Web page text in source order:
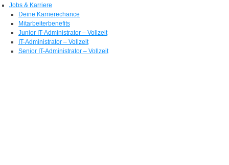
Jobs & Karriere
Deine Karrierechance
Mitarbeiterbenefits
Junior IT-Administrator – Vollzeit
IT-Administrator – Vollzeit
Senior IT-Administrator – Vollzeit